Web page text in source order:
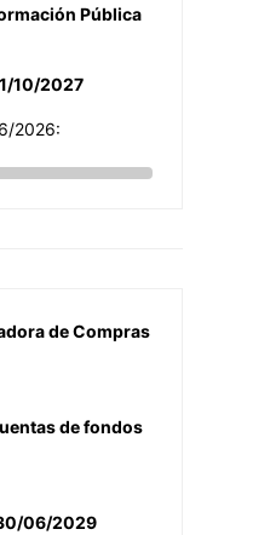
Pública
10/2027
2026:
de Compras
de fondos
06/2029